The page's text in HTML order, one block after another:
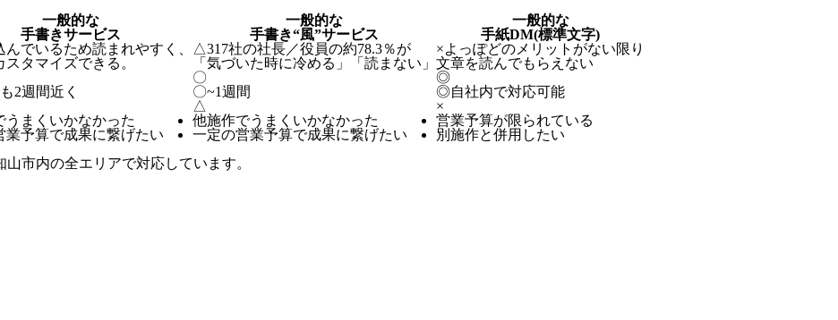
一般的な
手書きサービス
一般的な
手書き“風”サービス
一般的な
手紙DM(標準文字)
んでいるため読まれやすく、
スタマイズできる。
△317社の社長／役員の約78.3％が
「気づいた時に冷める」「読まない」
×よっぽどのメリットがない限り
文章を読んでもらえない
〇
◎
2週間近く 〇~1週間 ◎自社内で対応可能
△
×
うまくいかなかった
業予算で成果に繋げたい
他施作でうまくいかなかった
一定の営業予算で成果に繋げたい
営業予算が限られている
別施作と併用したい
市内の全エリアで対応しています。